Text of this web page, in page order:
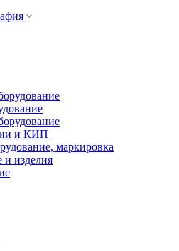
и КИП
маркировка
и изделия